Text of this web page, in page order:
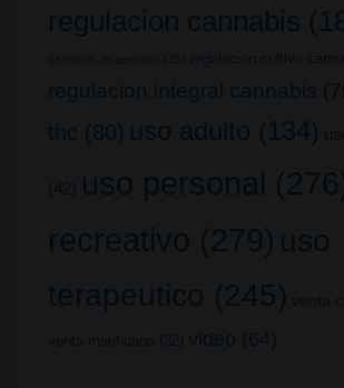
regulacion cannabis
cannabis terapeutico (25) regulacion cultivo
regulacion integral cannabis
thc (80) uso adulto (134)
(42) uso personal
recreativo (279) uso
terapeutico (245) venta
venta marihuana (32) video (64)